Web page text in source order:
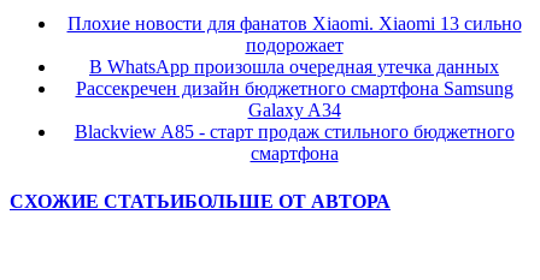
Плохие новости для фанатов Xiaomi. Xiaomi 13 сильно
подорожает
В WhatsApp произошла очередная утечка данных
Рассекречен дизайн бюджетного смартфона Samsung
Galaxy A34
Blackview A85 - старт продаж стильного бюджетного
смартфона
СХОЖИЕ СТАТЬИБОЛЬШЕ ОТ АВТОРА